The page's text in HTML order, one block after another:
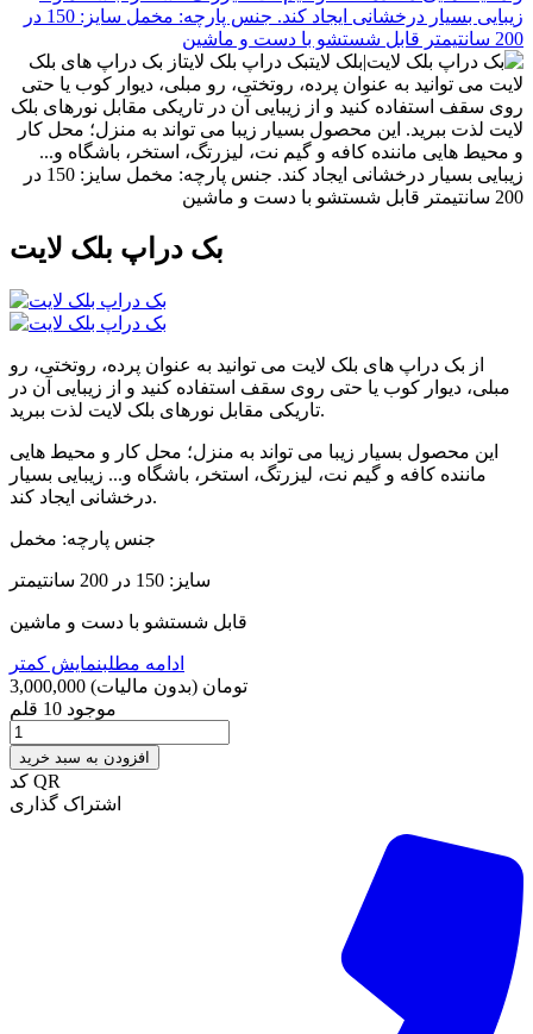
بک دراپ بلک لایت
از بک دراپ های بلک لایت می توانید به عنوان پرده، روتختی، رو
مبلی، دیوار کوب یا حتی روی سقف استفاده کنید و از زیبایی آن در
تاریکی مقابل نورهای بلک لایت لذت ببرید.
این محصول بسیار زیبا می تواند به منزل؛ محل کار و محیط هایی
ماننده کافه و گیم نت، لیزرتگ، استخر، باشگاه و... زیبایی بسیار
درخشانی ایجاد کند.
جنس پارچه: مخمل
سایز: 150 در 200 سانتیمتر
قابل شستشو با دست و ماشین
ادامه مطلبنمایش کمتر
3,000,000 تومان (بدون مالیات)
موجود 10 قلم
افزودن به سبد خرید
کد QR
اشتراک گذاری